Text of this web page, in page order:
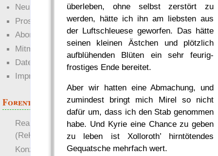
überleben, ohne selbst zerstört zu
werden, hätte ich ihn am liebsten aus
der Luftschleuese geworfen. Das hätte
seinen kleinen Ästchen und plötzlich
aufblühenden Blüten ein sehr feurig-
frostiges Ende bereitet.
Aber wir hatten eine Abmachung, und
zumindest bringt mich Mirel so nicht
dafür um, dass ich den Stab genommen
habe. Und Kyrie eine Chance zu geben
zu leben ist Xolloroth’ hirntötendes
Gequatsche mehrfach wert.
Neuigkeiten
Prosa
Abonnieren
Mitmachen
Datenschutz
Impressum
Forenthemen
Realistische Kämpfe
(ReKa)
Konzept für Schwächen: